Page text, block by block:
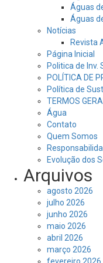
Águas
Águas
Notícias
Revista
Página Inicial
Politica de Inv.
POLÍTICA DE
Política de
TERMOS
Água
Contato
Quem Somos
Evolução dos
Arquivos
agosto 2026
julho 2026
junho 2026
maio 2026
abril 2026
março 2026